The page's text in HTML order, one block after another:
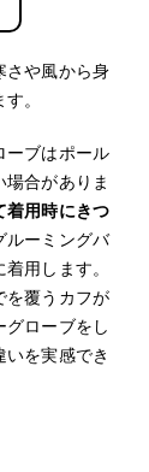
さや風から身
。
ーブはポール
合がありま
着用時にきつ
ルーミングバ
用します。
を覆うカフが
グローブをし
を実感でき